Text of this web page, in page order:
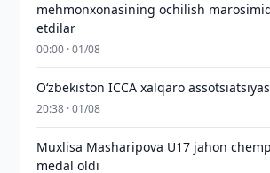
mehmonxonasining ochilish
etdilar
00:00 · 01/08
O‘zbekiston ICCA xalqaro
20:38 · 01/08
Muxlisa Masharipova U17 jahon
medal oldi